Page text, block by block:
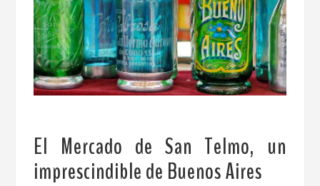
El Mercado de San Telmo, un
imprescindible de Buenos Aires